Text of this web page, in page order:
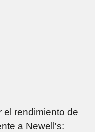
el rendimiento de
a Newell's: